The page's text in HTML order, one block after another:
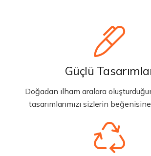
Güçlü
Doğadan ilham aralara
tasarımlarımızı sizlerin